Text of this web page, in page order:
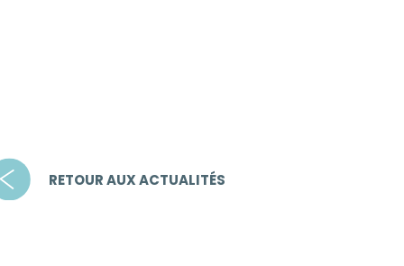
RETOUR AUX ACTUALITÉS